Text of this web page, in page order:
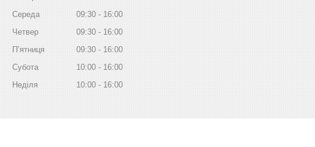
Середа
09:30
16:00
Четвер
09:30
16:00
Пʼятниця
09:30
16:00
Субота
10:00
16:00
Неділя
10:00 16:00